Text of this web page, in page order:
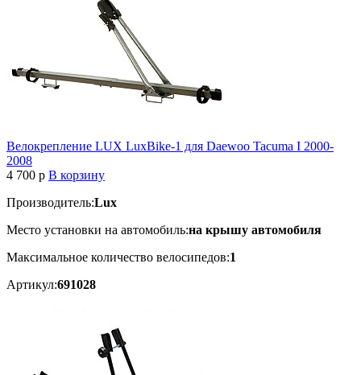
Велокрепление LUX LuxBike-1 для Daewoo Tacuma I 2000-
2008
4 700 p В корзину
Производитель:Lux
Место установки на автомобиль:на крышу автомобиля
Максимальное количество велосипедов:1
Артикул:691028